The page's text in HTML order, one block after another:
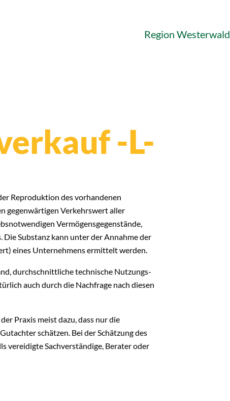
Region Westerwald
-L-
Reproduktion des vorhandenen
gegenwärtigen Verkehrswert aller
Vermögensgegenstände,
Die Substanz kann unter der Annahme der
eines Unternehmens ermittelt werden.
durchschnittliche technische Nutzungs-
auch durch die Nachfrage nach diesen
Praxis meist dazu, dass nur die
schätzen. Bei der Schätzung des
vereidigte Sachverständige, Berater oder